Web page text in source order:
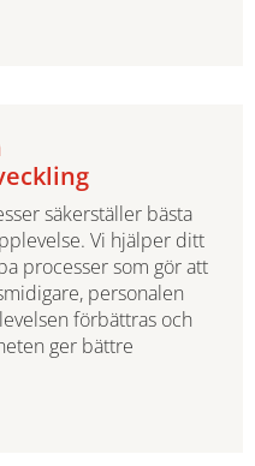
säkerställer bästa
Vi hjälper ditt
processer som gör att
personalen
förbättras och
ger bättre